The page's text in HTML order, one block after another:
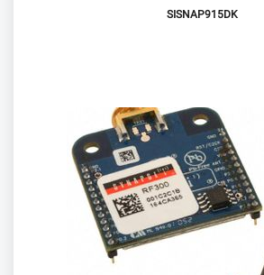
SISNAP915DK